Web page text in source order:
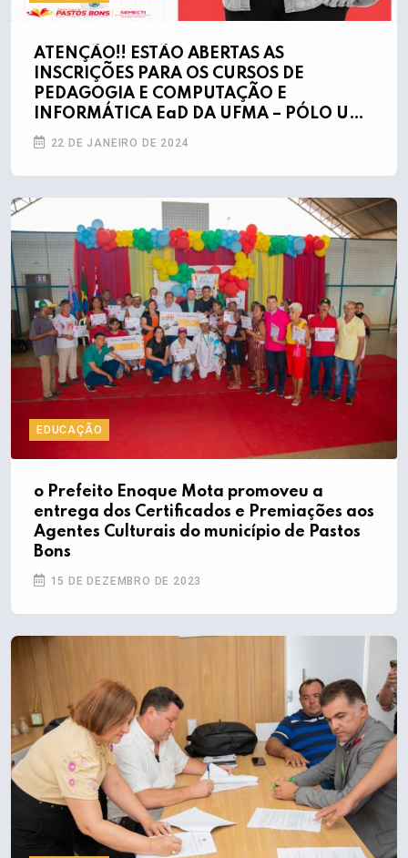
ATENÇÃO!! ESTÃO ABERTAS AS
INSCRIÇÕES PARA OS CURSOS DE
PEDAGOGIA E COMPUTAÇÃO E
INFORMÁTICA EaD DA UFMA – PÓLO UAB
DE PASTOS BONS
22 DE JANEIRO DE 2024
EDUCAÇÃO
o Prefeito Enoque Mota promoveu a
entrega dos Certificados e Premiações aos
Agentes Culturais do município de Pastos
Bons
15 DE DEZEMBRO DE 2023